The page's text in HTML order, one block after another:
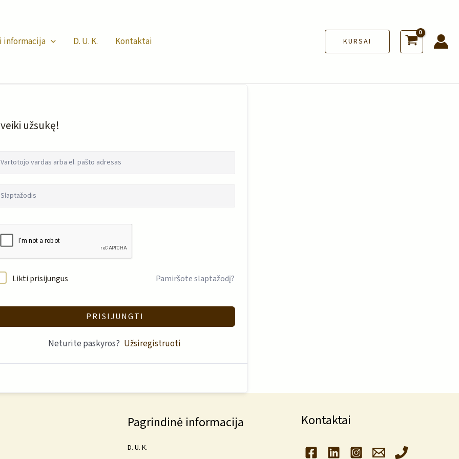
informacija D. U. K. Kontaktai KURSAI
užsukę!
Likti prisijungus Pamiršote slaptažodį?
PRISIJUNGTI
Neturite paskyros? Užsiregistruoti
Pagrindinė informacija
D. U. K.
Kontaktai